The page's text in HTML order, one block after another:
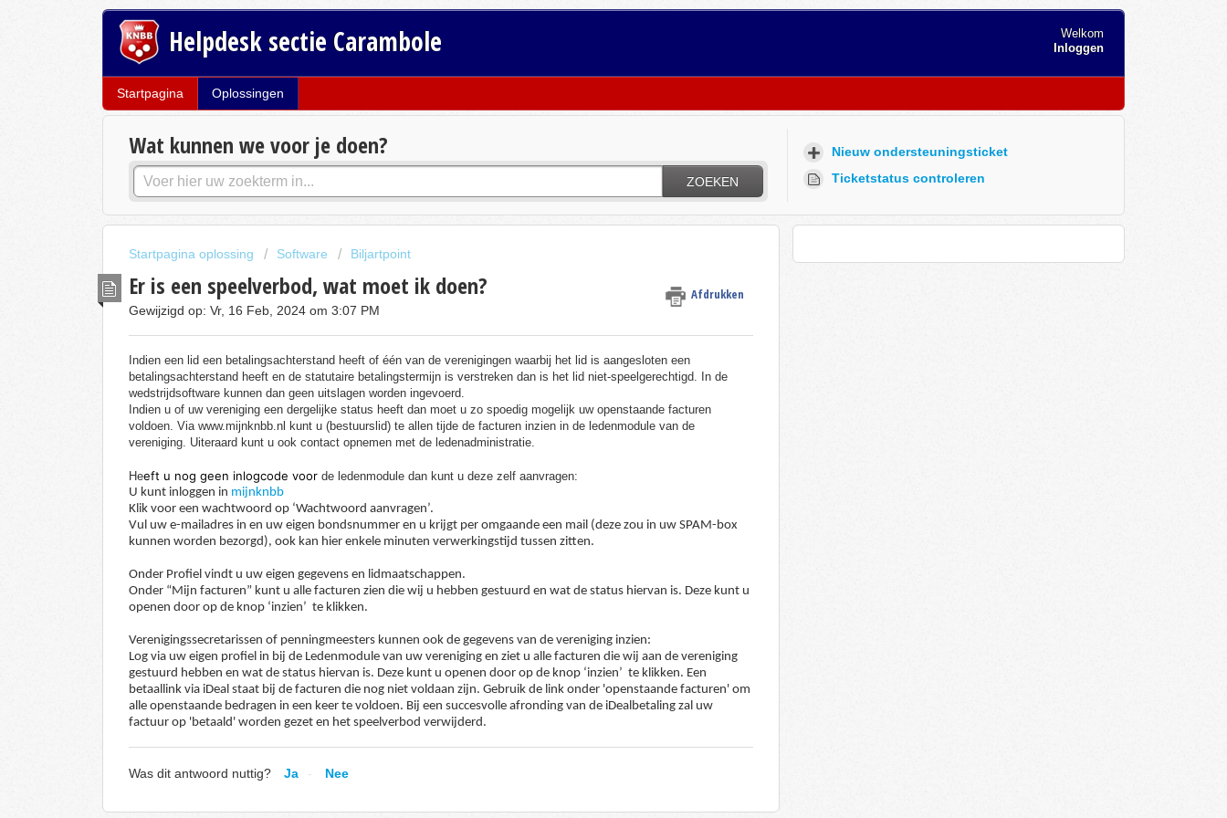
Helpdesk sectie Carambole
Welkom
Inloggen
Startpagina Oplossingen
Wat kunnen we voor je doen?
ZOEKEN
Nieuw ondersteuningsticket
Ticketstatus controleren
Startpagina oplossing Software Biljartpoint
Er is een speelverbod, wat moet ik doen? Afdrukken
Gewijzigd op: Vr, 16 Feb, 2024 om 3:07 PM
Indien een lid een betalingsachterstand heeft of één van de verenigingen waarbij het lid is aangesloten een
betalingsachterstand heeft en de statutaire betalingstermijn is verstreken dan is het lid niet-speelgerechtigd. In de
wedstrijdsoftware kunnen dan geen uitslagen worden ingevoerd.
Indien u of uw vereniging een dergelijke status heeft dan moet u zo spoedig mogelijk uw openstaande facturen
voldoen. Via www.mijnknbb.nl kunt u (bestuurslid) te allen tijde de facturen inzien in de ledenmodule van de
vereniging. Uiteraard kunt u ook contact opnemen met de ledenadministratie.
Heeft u nog geen inlogcode voor de ledenmodule dan kunt u deze zelf aanvragen:
U kunt inloggen in mijnknbb
Klik voor een wachtwoord op ‘Wachtwoord aanvragen’.
Vul uw e-mailadres in en uw eigen bondsnummer en u krijgt per omgaande een mail (deze zou in uw SPAM-box
kunnen worden bezorgd), ook kan hier enkele minuten verwerkingstijd tussen zitten.
Onder Profiel vindt u uw eigen gegevens en lidmaatschappen.
Onder “Mijn facturen” kunt u alle facturen zien die wij u hebben gestuurd en wat de status hiervan is. Deze kunt u
openen door op de knop ‘inzien’ te klikken.
Verenigingssecretarissen of penningmeesters kunnen ook de gegevens van de vereniging inzien:
Log via uw eigen profiel in bij de Ledenmodule van uw vereniging en ziet u alle facturen die wij aan de vereniging
gestuurd hebben en wat de status hiervan is. Deze kunt u openen door op de knop ‘inzien’ te klikken. Een
betaallink via iDeal staat bij de facturen die nog niet voldaan zijn. Gebruik de link onder 'openstaande facturen' om
alle openstaande bedragen in een keer te voldoen. Bij een succesvolle afronding van de iDealbetaling zal uw
factuur op 'betaald' worden gezet en het speelverbod verwijderd.
Was dit antwoord nuttig? Ja Nee